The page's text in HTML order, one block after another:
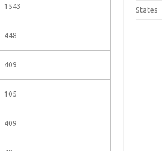
1543
448
409
105
409
States